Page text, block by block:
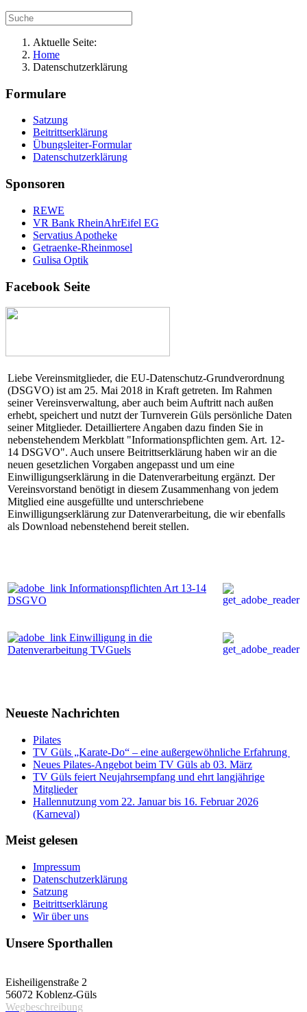
Aktuelle Seite:
Home
Datenschutzerklärung
Formulare
Satzung
Beitrittserklärung
Übungsleiter-Formular
Datenschutzerklärung
Sponsoren
REWE
VR Bank RheinAhrEifel EG
Servatius Apotheke
Getraenke-Rheinmosel
Gulisa Optik
Facebook Seite
Liebe Vereinsmitglieder, die EU-Datenschutz-Grundverordnung
(DSGVO) ist am 25. Mai 2018 in Kraft getreten. Im Rahmen
seiner Vereinsverwaltung, aber auch beim Auftritt nach außen
erhebt, speichert und nutzt der Turnverein Güls persönliche Daten
seiner Mitglieder. Detailliertere Angaben dazu finden Sie in
nebenstehendem Merkblatt "Informationspflichten gem. Art. 12-
14 DSGVO". Auch unsere Beitrittserklärung haben wir an die
neuen gesetzlichen Vorgaben angepasst und um eine
Einwilligungserklärung in die Datenverarbeitung ergänzt. Der
Vereinsvorstand benötigt in diesem Zusammenhang von jedem
Mitglied eine ausgefüllte und unterschriebene
Einwilligungserklärung zur Datenverarbeitung, die wir ebenfalls
als Download nebenstehend bereit stellen.
Informationspflichten Art 13-14
DSGVO
Einwilligung in die
Datenverarbeitung TVGuels
Neueste Nachrichten
Pilates
TV Güls „Karate-Do“ – eine außergewöhnliche Erfahrung
Neues Pilates-Angebot beim TV Güls ab 03. März
TV Güls feiert Neujahrsempfang und ehrt langjährige
Mitglieder
Hallennutzung vom 22. Januar bis 16. Februar 2026
(Karneval)
Meist gelesen
Impressum
Datenschutzerklärung
Satzung
Beitrittserklärung
Wir über uns
Unsere Sporthallen
Eisheiligenstraße 2
56072 Koblenz-Güls
Wegbeschreibung